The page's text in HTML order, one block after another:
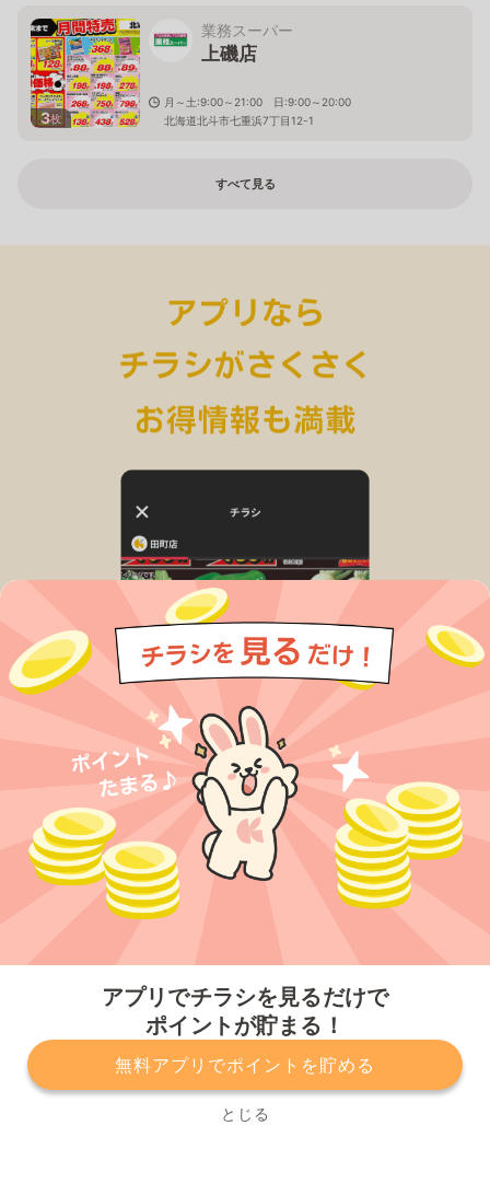
アプリでチラシを見るだけで
ポイントが貯まる！
無料アプリでポイントを貯める
とじる
3枚
業務スーパー
上磯店
月～土:9:00～21:00 日:9:00～20:00
北海道北斗市七重浜7丁目12-1
すべて見る
プライバシーポリシー 利用規約
運営会社
サービスに関してのお問い合わせ